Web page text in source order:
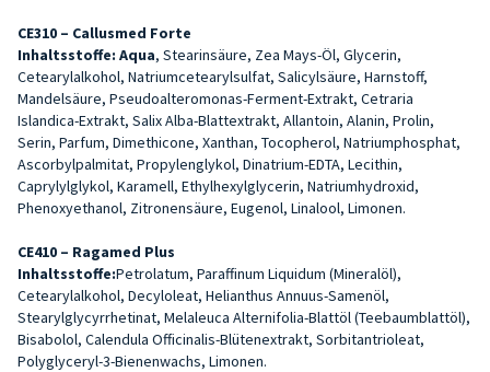
CE310 – Callusmed Forte
Inhaltsstoffe: Aqua, Stearinsäure, Zea Mays-Öl, Glycerin,
Cetearylalkohol, Natriumcetearylsulfat, Salicylsäure, Harnstoff,
Mandelsäure, Pseudoalteromonas-Ferment-Extrakt, Cetraria
Islandica-Extrakt, Salix Alba-Blattextrakt, Allantoin, Alanin, Prolin,
Serin, Parfum, Dimethicone, Xanthan, Tocopherol, Natriumphosphat,
Ascorbylpalmitat, Propylenglykol, Dinatrium-EDTA, Lecithin,
Caprylylglykol, Karamell, Ethylhexylglycerin, Natriumhydroxid,
Phenoxyethanol, Zitronensäure, Eugenol, Linalool, Limonen.
CE410 – Ragamed Plus
Inhaltsstoffe:Petrolatum, Paraffinum Liquidum (Mineralöl),
Cetearylalkohol, Decyloleat, Helianthus Annuus-Samenöl,
Stearylglycyrrhetinat, Melaleuca Alternifolia-Blattöl (Teebaumblattöl),
Bisabolol, Calendula Officinalis-Blütenextrakt, Sorbitantrioleat,
Polyglyceryl-3-Bienenwachs, Limonen.